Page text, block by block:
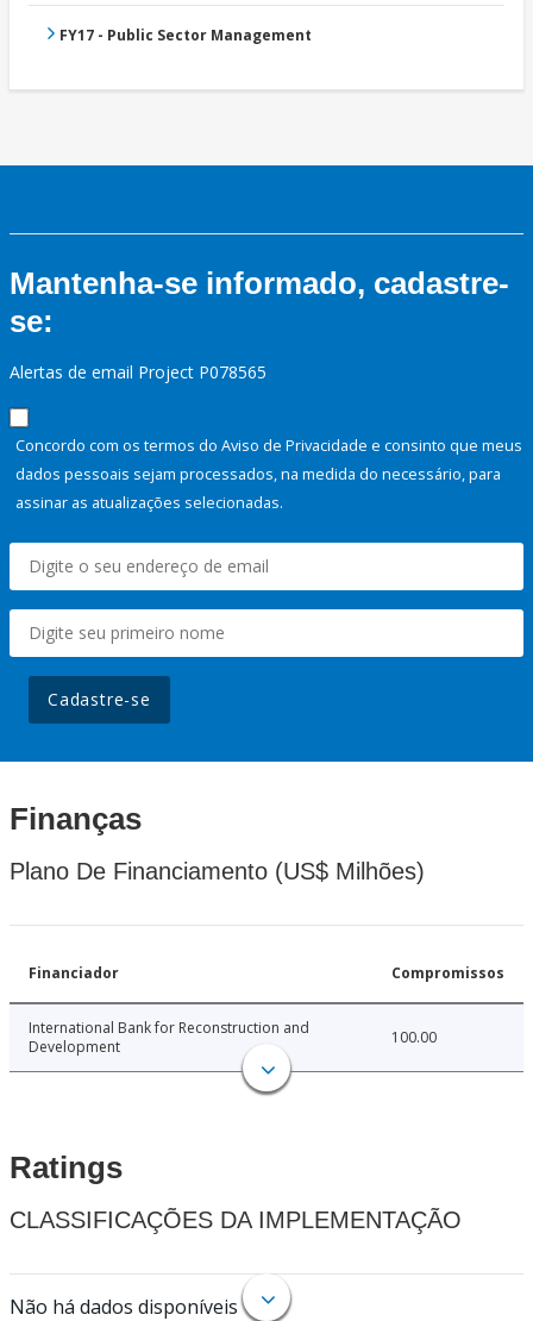
FY17 - Public Sector Management
Mantenha-se informado, cadastre-
se:
Alertas de email Project P078565
Concordo com os termos do Aviso de Privacidade e consinto que meus
dados pessoais sejam processados, na medida do necessário, para
assinar as atualizações selecionadas.
Cadastre-se
Finanças
Plano De Financiamento (US$ Milhões)
Financiador Compromissos
International Bank for Reconstruction and
Development
100.00
Ratings
CLASSIFICAÇÕES DA IMPLEMENTAÇÃO
Não há dados disponíveis